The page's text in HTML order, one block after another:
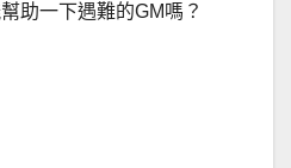
助一下遇難的GM嗎？